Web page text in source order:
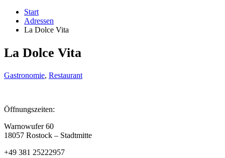
Start
Adressen
La Dolce Vita
La Dolce Vita
Gastronomie, Restaurant
Öffnungszeiten:
Warnowufer 60
18057 Rostock – Stadtmitte
+49 381 25222957